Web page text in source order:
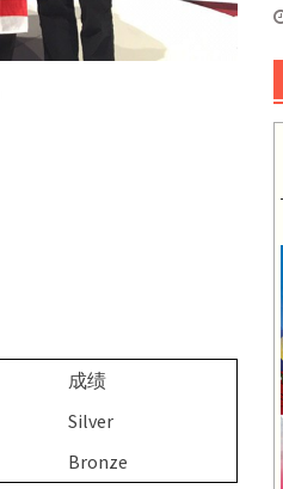
成绩
Silver
Bronze